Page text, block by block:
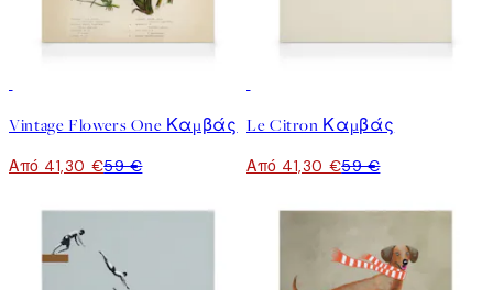
Vintage Flowers One Καμβάς
Από 41,30 €59 €
Le Citron Καμβάς
Από 41,30 €59 €